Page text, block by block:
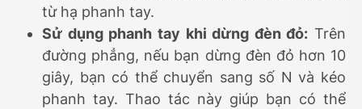
từ hạ phanh tay.
Sử dụng phanh tay khi dừng đèn đỏ: Trên
đường phẳng, nếu bạn dừng đèn đỏ hơn 10
giây, bạn có thể chuyển sang số N và kéo
phanh tay. Thao tác này giúp bạn có thể